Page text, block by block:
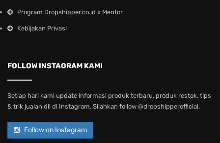
Program Dropshipper.co.id x Mentor
Kebijakan Privasi
FOLLOW INSTAGRAM KAMI
Setiap hari kami update informasi produk terbaru, produk restok, tips
& trik jualan dll di Instagram. Silahkan follow @dropshipperofficial.
Follow on Instagram